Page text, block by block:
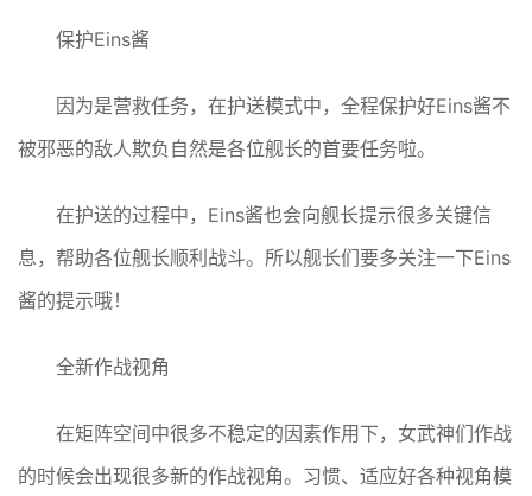
保护Eins酱
因为是营救任务，在护送模式中，全程保护好Eins酱不
被邪恶的敌人欺负自然是各位舰长的首要任务啦。
在护送的过程中，Eins酱也会向舰长提示很多关键信
息，帮助各位舰长顺利战斗。所以舰长们要多关注一下Eins
酱的提示哦！
全新作战视角
在矩阵空间中很多不稳定的因素作用下，女武神们作战
的时候会出现很多新的作战视角。习惯、适应好各种视角模